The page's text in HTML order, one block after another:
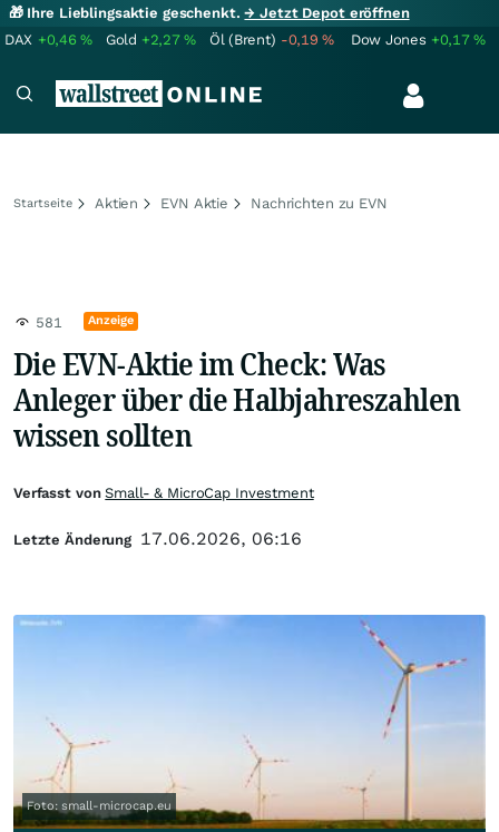
🎁 Ihre Lieblingsaktie geschenkt.→ Jetzt Depot eröffnen
DAX +0,46% Gold +2,27% Öl (Brent) -0,19% Dow Jones +0,17%
Startseite Aktien EVN Aktie Nachrichten zu EVN
581 Anzeige
Die EVN-Aktie im Check: Was
Anleger über die Halbjahreszahlen
wissen sollten
Foto: small-microcap.eu
Verfasst vonSmall- & MicroCap Investment
Letzte Änderung 17.06.2026, 06:16